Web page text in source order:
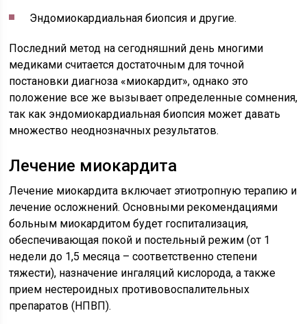
Эндомиокардиальная биопсия и другие.
Последний метод на сегодняшний день многими
медиками считается достаточным для точной
постановки диагноза «миокардит», однако это
положение все же вызывает определенные сомнения,
так как эндомиокардиальная биопсия может давать
множество неоднозначных результатов.
Лечение миокардита
Лечение миокардита включает этиотропную терапию и
лечение осложнений. Основными рекомендациями
больным миокардитом будет госпитализация,
обеспечивающая покой и постельный режим (от 1
недели до 1,5 месяца – соответственно степени
тяжести), назначение ингаляций кислорода, а также
прием нестероидных противовоспалительных
препаратов (НПВП).